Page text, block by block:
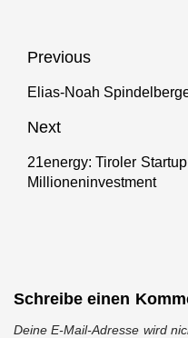
Previous
Previous
Elias-Noah
Next
Next
post:
21energy: Tiroler
Millioneninvestment
Schreibe einen
Deine E-Mail-Adresse wird